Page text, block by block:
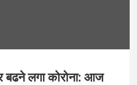
बढने लगा कोरोना: आज